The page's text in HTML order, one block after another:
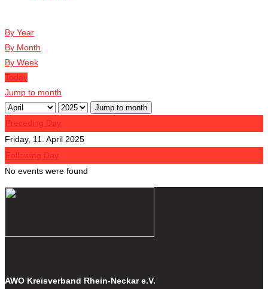
By Year
By Month
By Week
Today
Jump to month
Jump to month
Preceding Day
Friday, 11. April 2025
Following Day
No events were found
AWO Kreisverband Rhein-Neckar e.V.